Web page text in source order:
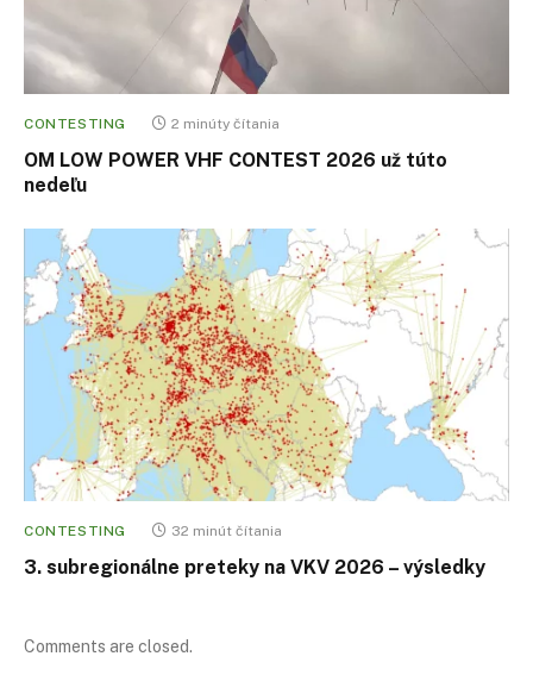
CONTESTING 2 minúty čítania
OM LOW POWER VHF CONTEST 2026 už túto
nedeľu
CONTESTING 32 minút čítania
3. subregionálne preteky na VKV 2026 – výsledky
Comments are closed.